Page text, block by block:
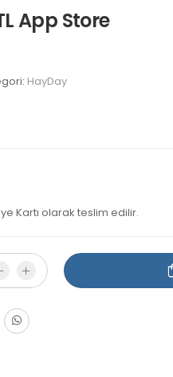
App Store
HayDay
Kartı olarak teslim edilir.